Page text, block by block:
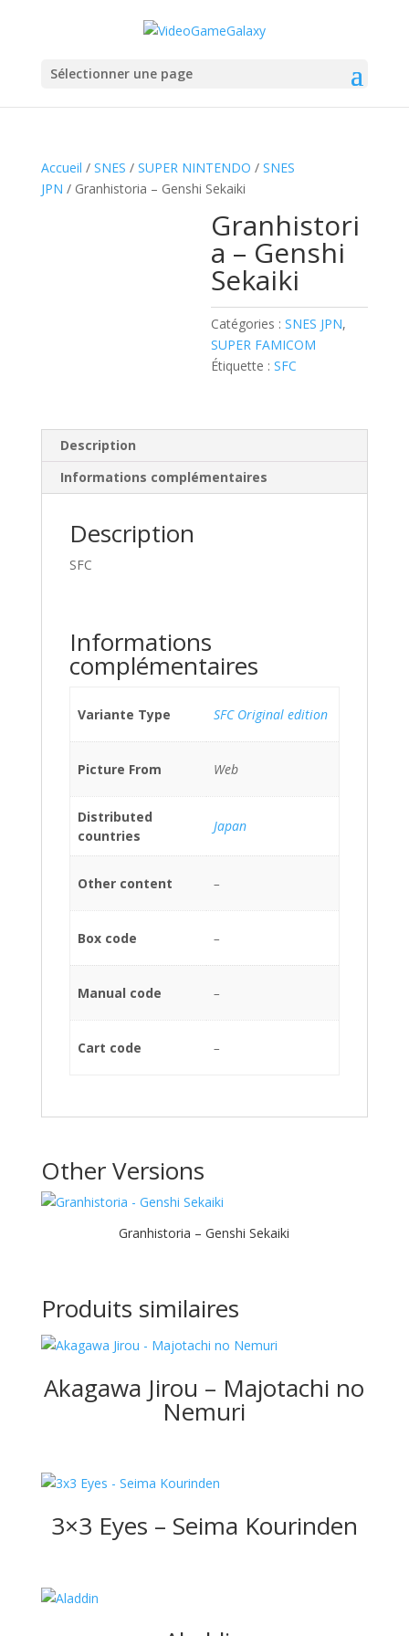
Sélectionner une page
Accueil / SNES / SUPER NINTENDO / SNES
JPN / Granhistoria – Genshi Sekaiki
Granhistori
a – Genshi
Sekaiki
Catégories :SNES JPN,
SUPER FAMICOM
Étiquette :SFC
Description
Informations complémentaires
Description
SFC
Informations
complémentaires
Variante Type SFC Original edition
Picture From Web
Distributed
countries
Japan
Other content –
Box code –
Manual code –
Cart code –
Other Versions
Granhistoria – Genshi Sekaiki
Produits similaires
Akagawa Jirou – Majotachi no
Nemuri
3×3 Eyes – Seima Kourinden